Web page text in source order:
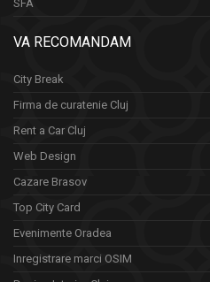
SFA
VA RECOMANDAM
City Break
Firma de curatenie Cluj
Rent a Car Cluj
Web Design
Cazare Brasov
Top City Card
Evenimente Oradea
Inregistrare marci OSIM